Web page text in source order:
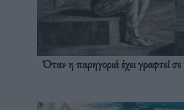
Όταν η παρηγοριά έχει γραφτεί